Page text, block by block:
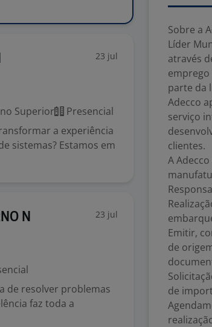
23 jul
Superior
Presencial
a experiência
sistemas? Estamos em
N 23 jul
de resolver problemas
faz toda a
Sobre a
Líder
através
emprego
parte da
Adecco
serviço
clientes.
A
Emitir,
de
de